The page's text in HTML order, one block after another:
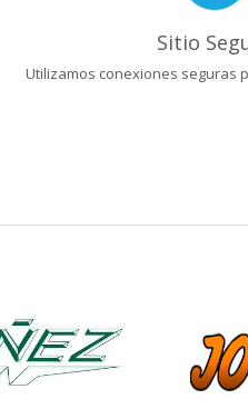
Sitio
Utilizamos conexiones seguras